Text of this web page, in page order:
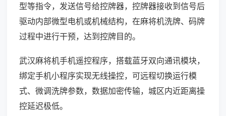
型等指令，发送信号给控牌器，控牌器接收到信号后
驱动内部微型电机或机械结构，在麻将机洗牌、码牌
过程中进行干预，达到控牌目的。
武汉麻将机手机遥控程序，搭载蓝牙双向通讯模块，
绑定手机小程序实现无线操控，可远程切换运行模
式、微调洗牌参数，数据加密传输，城区内近距离操
控延迟极低。